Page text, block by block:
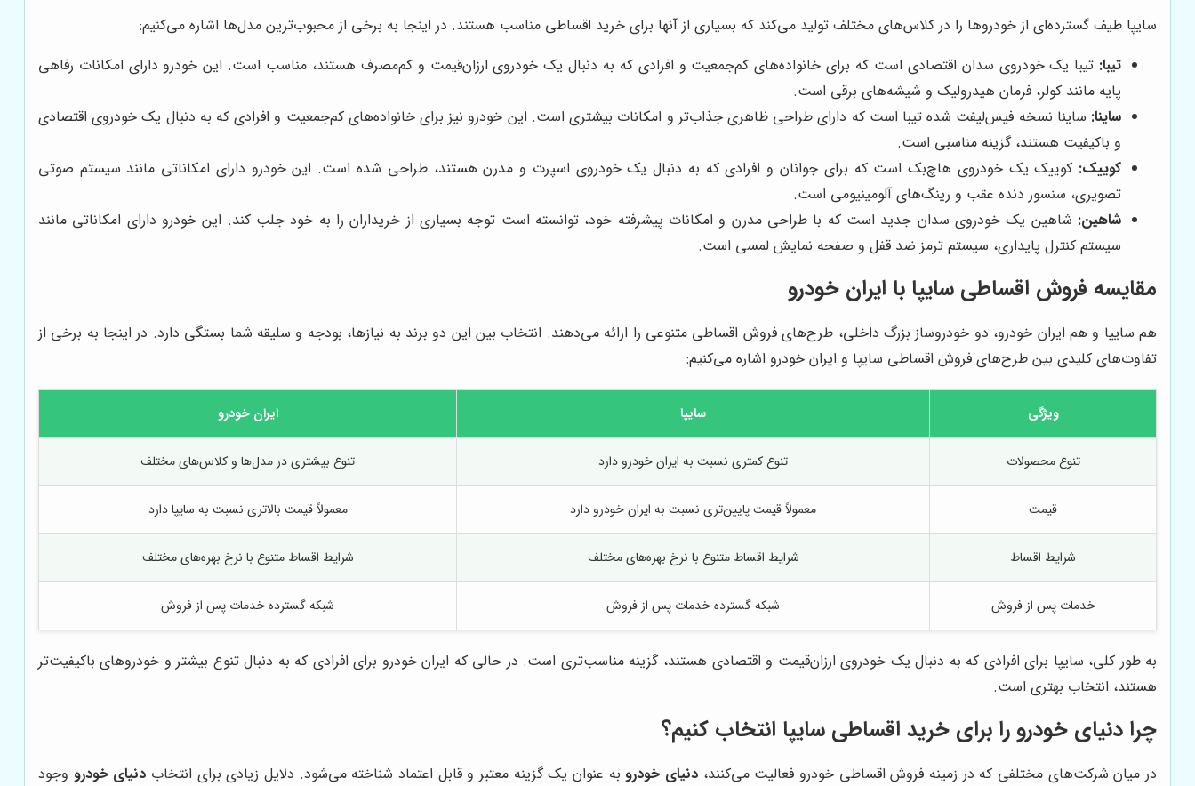
سایپا طیف گسترده‌ای از خودروها را در کلاس‌های مختلف تولید می‌کند که بسیاری از آنها برای خرید اقساطی مناسب هستند. در اینجا به برخی از محبوب‌ترین مدل‌ها اشاره می‌کنیم:
تیبا: تیبا یک خودروی سدان اقتصادی است که برای خانواده‌های کم‌جمعیت و افرادی که به دنبال یک خودروی ارزان‌قیمت و کم‌مصرف هستند، مناسب است. این خودرو دارای امکانات رفاهی
پایه مانند کولر، فرمان هیدرولیک و شیشه‌های برقی است.
ساینا: ساینا نسخه فیس‌لیفت شده تیبا است که دارای طراحی ظاهری جذاب‌تر و امکانات بیشتری است. این خودرو نیز برای خانواده‌های کم‌جمعیت و افرادی که به دنبال یک خودروی اقتصادی
و باکیفیت هستند، گزینه مناسبی است.
کوییک: کوییک یک خودروی هاچ‌بک است که برای جوانان و افرادی که به دنبال یک خودروی اسپرت و مدرن هستند، طراحی شده است. این خودرو دارای امکاناتی مانند سیستم صوتی
تصویری، سنسور دنده عقب و رینگ‌های آلومینیومی است.
شاهین: شاهین یک خودروی سدان جدید است که با طراحی مدرن و امکانات پیشرفته خود، توانسته است توجه بسیاری از خریداران را به خود جلب کند. این خودرو دارای امکاناتی مانند
سیستم کنترل پایداری، سیستم ترمز ضد قفل و صفحه نمایش لمسی است.
مقایسه فروش اقساطی سایپا با ایران خودرو
هم سایپا و هم ایران خودرو، دو خودروساز بزرگ داخلی، طرح‌های فروش اقساطی متنوعی را ارائه می‌دهند. انتخاب بین این دو برند به نیازها، بودجه و سلیقه شما بستگی دارد. در اینجا به برخی از
تفاوت‌های کلیدی بین طرح‌های فروش اقساطی سایپا و ایران خودرو اشاره می‌کنیم:
ویژگی سایپا ایران خودرو
تنوع محصولات تنوع کمتری نسبت به ایران خودرو دارد تنوع بیشتری در مدل‌ها و کلاس‌های مختلف
قیمت معمولاً قیمت پایین‌تری نسبت به ایران خودرو دارد معمولاً قیمت بالاتری نسبت به سایپا دارد
شرایط اقساط شرایط اقساط متنوع با نرخ بهره‌های مختلف شرایط اقساط متنوع با نرخ بهره‌های مختلف
خدمات پس از فروش شبکه گسترده خدمات پس از فروش شبکه گسترده خدمات پس از فروش
به طور کلی، سایپا برای افرادی که به دنبال یک خودروی ارزان‌قیمت و اقتصادی هستند، گزینه مناسب‌تری است. در حالی که ایران خودرو برای افرادی که به دنبال تنوع بیشتر و خودروهای باکیفیت‌تر
هستند، انتخاب بهتری است.
چرا دنیای خودرو را برای خرید اقساطی سایپا انتخاب کنیم؟
در میان شرکت‌های مختلفی که در زمینه فروش اقساطی خودرو فعالیت می‌کنند، دنیای خودرو به عنوان یک گزینه معتبر و قابل اعتماد شناخته می‌شود. دلایل زیادی برای انتخاب دنیای خودرو وجود